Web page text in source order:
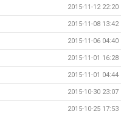
2015-11-12 22:20
2015-11-08 13:42
2015-11-06 04:40
2015-11-01 16:28
2015-11-01 04:44
2015-10-30 23:07
2015-10-25 17:53